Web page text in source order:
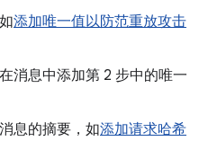
添加唯一值以防范重放攻击
消息中添加第 2 步中的唯一
息的摘要，如添加请求哈希